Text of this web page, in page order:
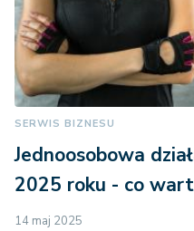
SERWIS BIZNESU
Jednoosobowa
2025 roku - co
14 maj 2025